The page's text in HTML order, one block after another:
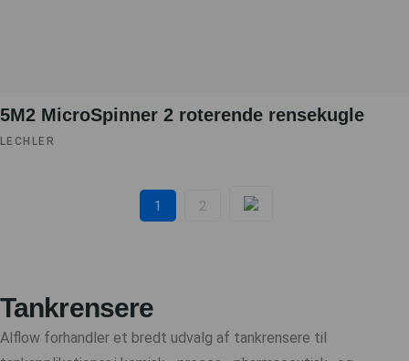
5M2 MicroSpinner 2 roterende rensekugle
LECHLER
1 2
Tankrensere
Alflow forhandler et bredt udvalg af tankrensere til